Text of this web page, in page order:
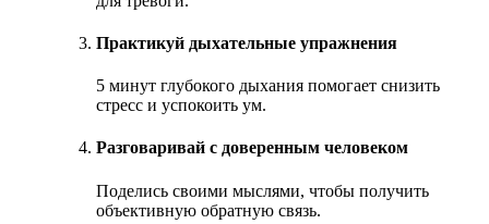
Практикуй дыхательные упражнения
5 минут глубокого дыхания помогает снизить
стресс и успокоить ум.
Разговаривай с доверенным человеком
Поделись своими мыслями, чтобы получить
объективную обратную связь.